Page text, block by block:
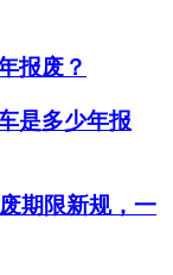
报废？
是多少年报
期限新规，一